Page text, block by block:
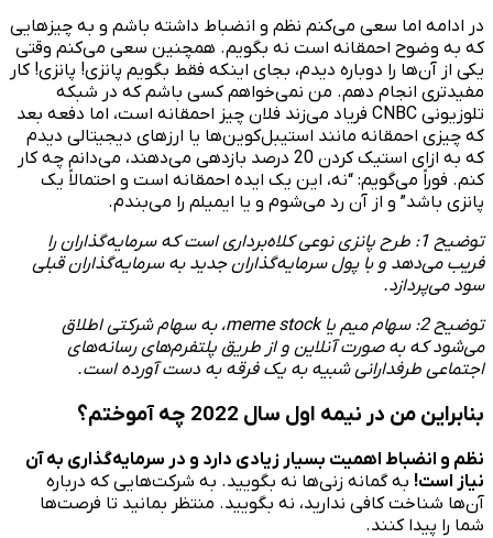
در ادامه اما سعی می‌کنم نظم و انضباط داشته باشم و به چیزهایی
که به وضوح احمقانه است نه بگویم. همچنین سعی می‌کنم وقتی
یکی از آن‌ها را دوباره دیدم، بجای اینکه فقط بگویم پانزی! پانزی! کار
مفیدتری انجام دهم. من نمی‌خواهم کسی باشم که در شبکه
تلوزیونی CNBC فریاد می‌زند فلان چیز احمقانه است، اما دفعه بعد
که چیزی احمقانه مانند استیبل‌کوین‌ها یا ارزهای دیجیتالی دیدم
که به ازای استیک کردن 20 درصد بازدهی می‌دهند، می‌دانم چه کار
کنم. فوراً می‌گویم: “نه، این یک ایده احمقانه است و احتمالاً یک
پانزی باشد” و از آن رد می‌شوم و یا ایمیلم را می‌بندم.
توضیح 1: طرح پانزی نوعی کلاه‌برداری است که سرمایه‌گذاران را
فریب می‌دهد و با پول سرمایه‌گذاران جدید به سرمایه‌گذاران قبلی
سود می‌پردازد.
توضیح 2: سهام میم یا
meme stock، به سهام شرکتی اطلاق
می‌شود که به صورت آنلاین و از طریق پلتفرم‌های رسانه‌های
اجتماعی طرفدارانی شبیه به یک فرقه به دست آورده است.
بنابراین من در نیمه اول سال 2022 چه آموختم؟
نظم و انضباط اهمیت بسیار زیادی دارد و در سرمایه‌گذاری به آن
نیاز است! به گمانه زنی‌ها نه بگویید. به شرکت‌هایی که درباره
آن‌ها شناخت کافی ندارید، نه بگویید. منتظر بمانید تا فرصت‌ها
شما را پیدا کنند.